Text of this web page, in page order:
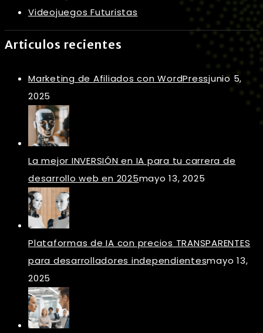
Videojuegos Futuristas
Articulos recientes
Marketing de Afiliados con WordPressjunio 5,
2025
La mejor INVERSIÓN en IA para tu carrera de
desarrollo web en 2025mayo 13, 2025
Plataformas de IA con precios TRANSPARENTES
para desarrolladores independientesmayo 13,
2025